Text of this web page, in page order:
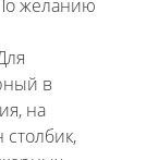
желанию
в
на
столбик,